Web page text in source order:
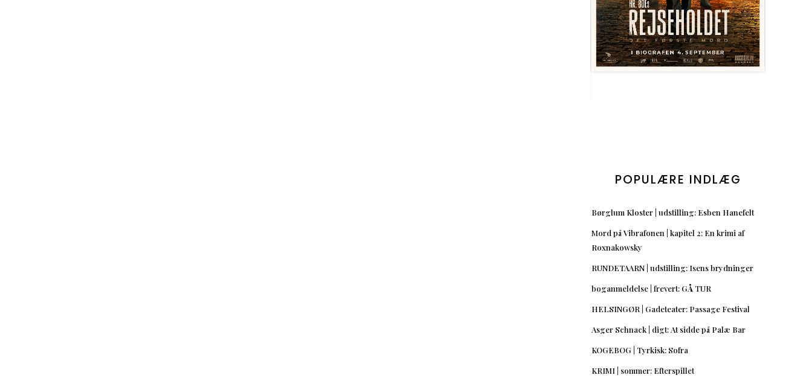
POPULÆRE INDLÆG
Børglum Kloster | udstilling: Esben Hanefelt
Mord på Vibrafonen | kapitel 2: En krimi af
Roxnakowsky
RUNDETAARN | udstilling: Isens brydninger
boganmeldelse | frevert: GÅ TUR
HELSINGØR | Gadeteater: Passage Festival
Asger Schnack | digt: At sidde på Palæ Bar
KOGEBOG | Tyrkisk: Sofra
KRIMI | sommer: Efterspillet